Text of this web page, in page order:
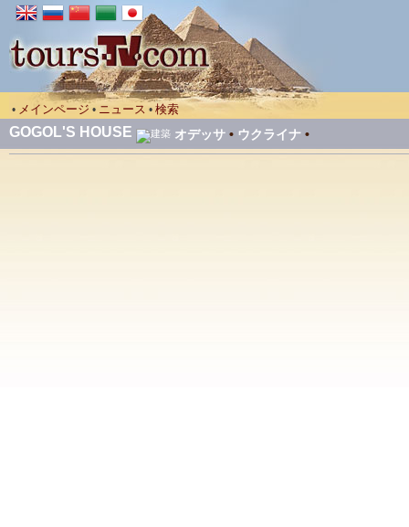
• メインページ • ニュース • 検索
GOGOL'S HOUSE オデッサ • ウクライナ •